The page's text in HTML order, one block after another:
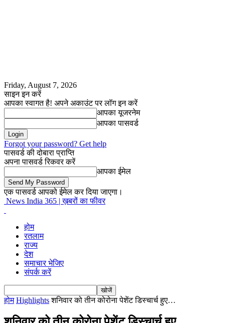
Friday, August 7, 2026
साइन इन करें
आपका स्वागत है! अपने अकाउंट पर लॉग इन करें
आपका यूजरनेम
आपका पासवर्ड
Forgot your password? Get help
पासवर्ड की दोबारा प्राप्ति
अपना पासवर्ड रिकवर करें
आपका ईमेल
एक पासवर्ड आपको ईमेल कर दिया जाएगा।
News India 365 | ख़बरों का फीवर
होम
रतलाम
राज्य
देश
समाचार भेजिए
संपर्क करें
होम Highlights शनिवार को तीन कोरोना पेशेंट डिस्चार्च हुए…